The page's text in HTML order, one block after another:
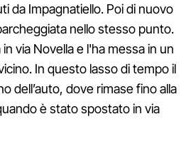
da Impagnatiello. Poi di nuovo
nello stesso punto.
via Novella e l'ha messa in un
In questo lasso di tempo il
dell’auto, dove rimase fino alla
è stato spostato in via